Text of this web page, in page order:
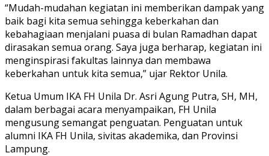
“Mudah-mudahan kegiatan ini memberikan dampak yang
baik bagi kita semua sehingga keberkahan dan
kebahagiaan menjalani puasa di bulan Ramadhan dapat
dirasakan semua orang. Saya juga berharap, kegiatan ini
menginspirasi fakultas lainnya dan membawa
keberkahan untuk kita semua,” ujar Rektor Unila.
Ketua Umum IKA FH Unila Dr. Asri Agung Putra, SH, MH,
dalam berbagai acara menyampaikan, FH Unila
mengusung semangat penguatan. Penguatan untuk
alumni IKA FH Unila, sivitas akademika, dan Provinsi
Lampung.